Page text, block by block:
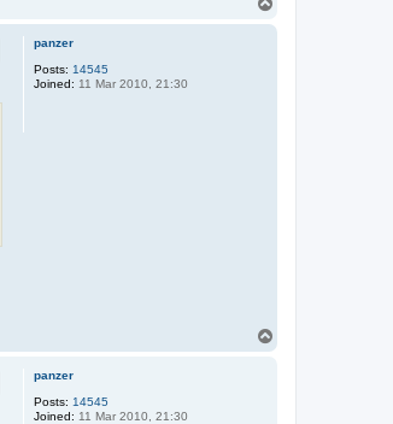
panzer
Posts: 14545
Joined: 11 Mar 2010, 21:30
panzer
Posts: 14545
Joined: 11 Mar 2010, 21:30